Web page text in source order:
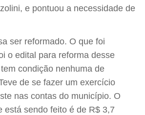
e pontuou a necessidade de
ser reformado. O que foi
o edital para reforma desse
condição nenhuma de
de se fazer um exercício
nas contas do município. O
está sendo feito é de R$ 3,7